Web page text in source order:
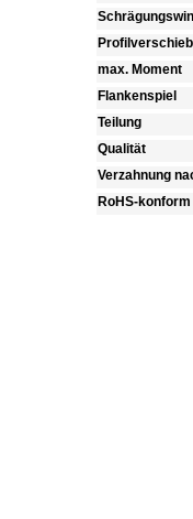
max. Moment
Flankenspiel
Teilung
Qualität
Verzahnung
RoHS-konform